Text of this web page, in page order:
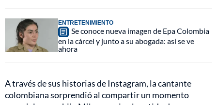
ENTRETENIMIENTO
Se conoce nueva imagen de Epa Colombia
en la cárcel y junto a su abogada: así se ve
ahora
A través de sus historias de Instagram, la cantante
colombiana sorprendió al compartir un momento